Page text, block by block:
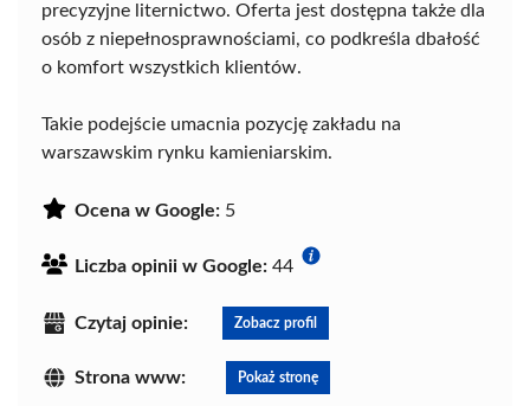
precyzyjne liternictwo. Oferta jest dostępna także dla
osób z niepełnosprawnościami, co podkreśla dbałość
o komfort wszystkich klientów.
Takie podejście umacnia pozycję zakładu na
warszawskim rynku kamieniarskim.
Ocena w Google: 5
Liczba opinii w Google: 44
Czytaj opinie: Zobacz profil
Strona www: Pokaż stronę